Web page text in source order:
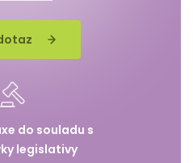
do souladu s
legislativy